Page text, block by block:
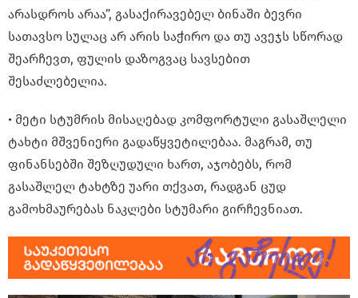
არასდროს არაა”, გასაქირავებელ ბინაში ბევრი
სათავსო სულაც არ არის საჭირო და თუ ავეჯს სწორად
შეარჩევთ, ფულის დაზოგვაც სავსებით
შესაძლებელია.
• მეტი სტუმრის მისაღებად კომფორტული გასაშლელი
ტახტი მშვენიერი გადაწყვეტილებაა. მაგრამ, თუ
ფინანსებში შეზღუდული ხართ, აჯობებს, რომ
გასაშლელ ტახტზე უარი თქვათ, რადგან ცუდ
გამოხმაურებას ნაკლები სტუმარი გირჩევნიათ.